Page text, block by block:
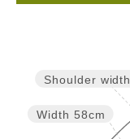
Width 58cm
Shoulder width